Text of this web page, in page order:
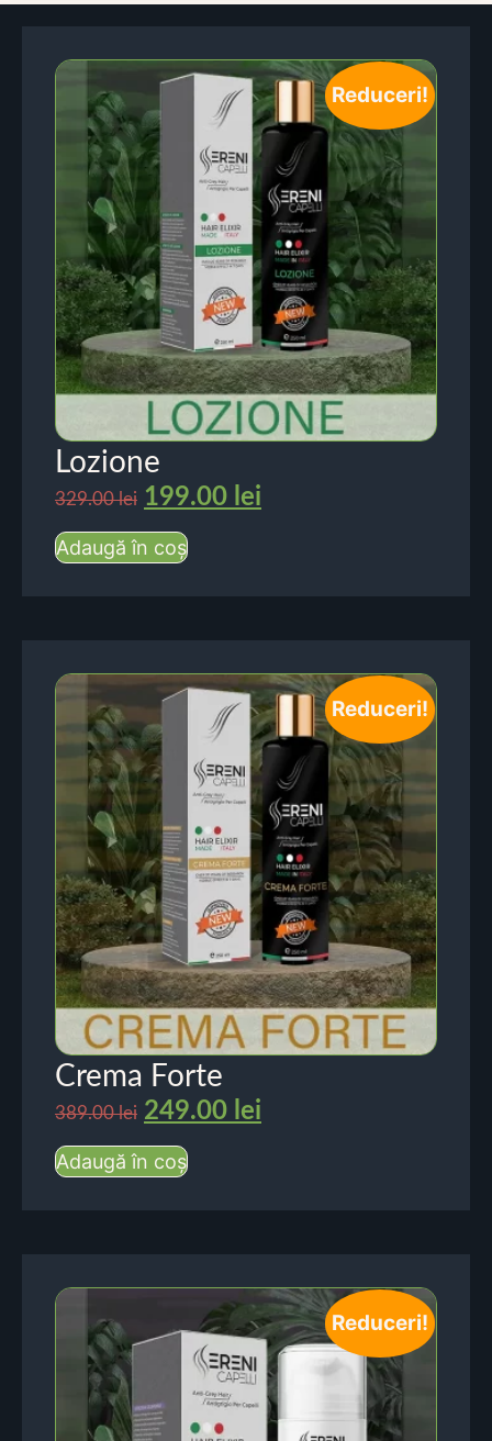
Reduceri!
Lozione
329.00lei 199.00 lei
Adaugă în coș
Reduceri!
Crema Forte
389.00lei 249.00 lei
Adaugă în coș
Reduceri!